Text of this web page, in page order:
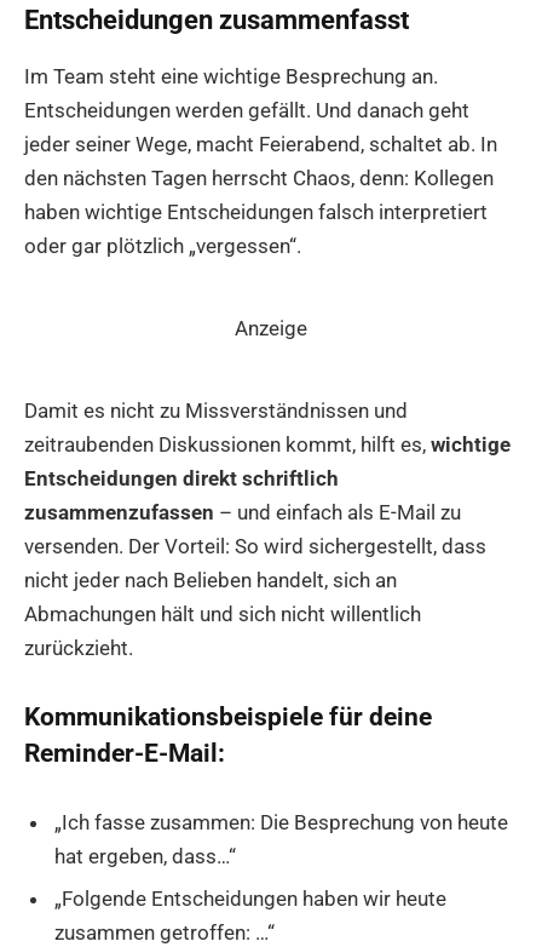
Entscheidungen zusammenfasst
Im Team steht eine wichtige Besprechung an.
Entscheidungen werden gefällt. Und danach geht
jeder seiner Wege, macht Feierabend, schaltet ab. In
den nächsten Tagen herrscht Chaos, denn: Kollegen
haben wichtige Entscheidungen falsch interpretiert
oder gar plötzlich „vergessen“.
Anzeige
Damit es nicht zu Missverständnissen und
zeitraubenden Diskussionen kommt, hilft es, wichtige
Entscheidungen direkt schriftlich
zusammenzufassen – und einfach als E-Mail zu
versenden. Der Vorteil: So wird sichergestellt, dass
nicht jeder nach Belieben handelt, sich an
Abmachungen hält und sich nicht willentlich
zurückzieht.
Kommunikationsbeispiele für deine
Reminder-E-Mail:
„Ich fasse zusammen: Die Besprechung von heute
hat ergeben, dass…“
„Folgende Entscheidungen haben wir heute
zusammen getroffen: …“